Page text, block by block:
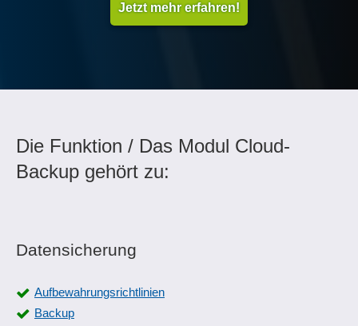
Jetzt mehr erfahren!
Die Funktion / Das Modul Cloud-
Backup gehört zu:
Datensicherung
Aufbewahrungsrichtlinien
Backup